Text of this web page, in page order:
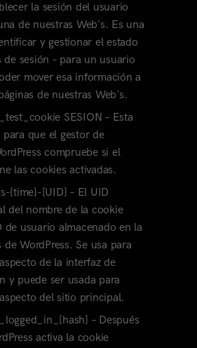
la sesión del usuario
de nuestras Web´s. Es una
y gestionar el estado
de sesión – para un usuario
mover esa información a
de nuestras Web´s.
SESION – Esta
para que el gestor de
compruebe si el
las cookies activadas.
{time}-[UID] – El UID
del nombre de la cookie
de usuario almacenado en la
de WordPress. Se usa para
de la interfaz de
y puede ser usada para
del sitio principal.
– Después
activa la cookie